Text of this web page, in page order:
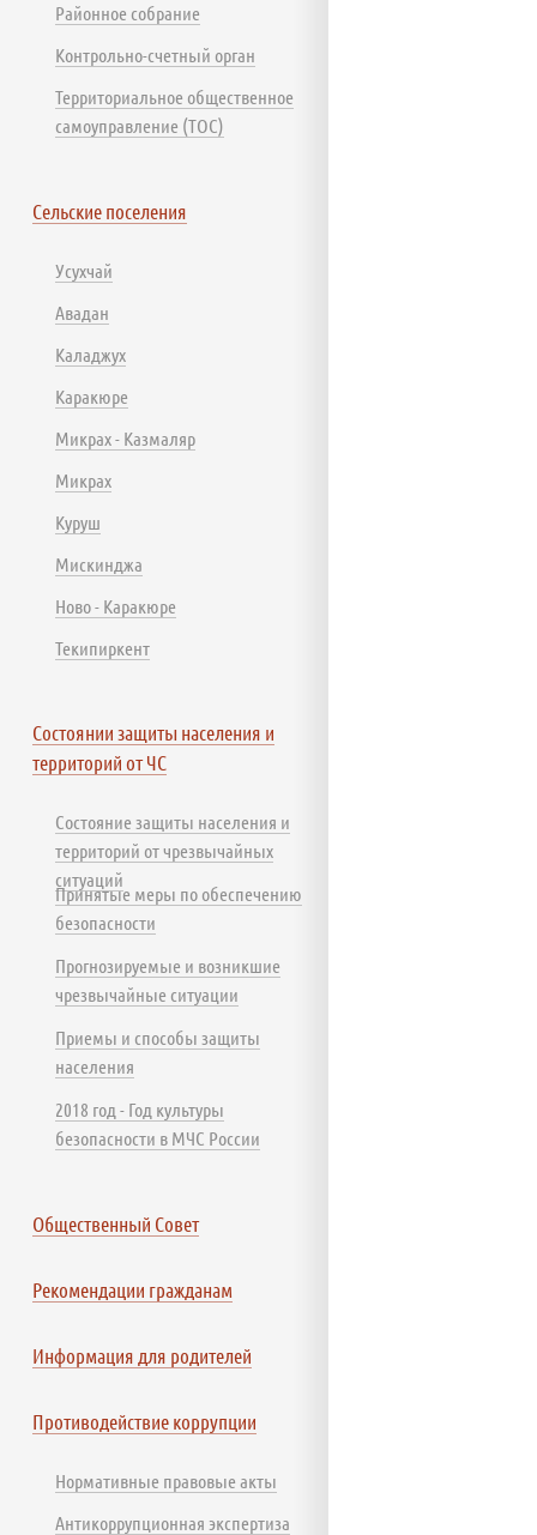
Районное собрание
Контрольно-счетный орган
Территориальное общественное
самоуправление (ТОС)
Сельские поселения
Усухчай
Авадан
Каладжух
Каракюре
Микрах - Казмаляр
Микрах
Куруш
Мискинджа
Ново - Каракюре
Текипиркент
Состоянии защиты населения и
территорий от ЧС
Состояние защиты населения и
территорий от чрезвычайных
ситуаций
Принятые меры по обеспечению
безопасности
Прогнозируемые и возникшие
чрезвычайные ситуации
Приемы и способы защиты
населения
2018 год - Год культуры
безопасности в МЧС России
Общественный Совет
Рекомендации гражданам
Информация для родителей
Противодействие коррупции
Нормативные правовые акты
Антикоррупционная экспертиза